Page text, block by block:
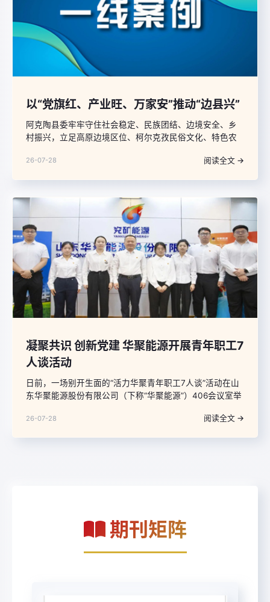
以“党旗红、产业旺、万家安”推动“边县兴”
阿克陶县委牢牢守住社会稳定、民族团结、边境安全、乡
村振兴，立足高原边境区位、柯尔克孜民俗文化、特色农
向贯通+立体辐射三维联动核心体系，打造覆盖农业产业、
治的特色发展路径，形成以“党旗红、产业旺、万家安”助推
26-07-28 阅读全文 →
凝聚共识 创新党建 华聚能源开展青年职工7
人谈活动
日前，一场别开生面的“活力华聚青年职工7人谈”活动在山
东华聚能源股份有限公司（下称“华聚能源”）406会议室举
书记、副总经理甄德远面对面畅谈交流，让在场青年干部
26-07-28 阅读全文 →
期刊矩阵